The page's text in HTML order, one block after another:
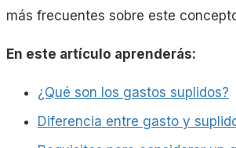
más frecuentes sobre este
En este artículo aprenderás:
¿Qué son los gastos suplidos?
Diferencia entre gasto y